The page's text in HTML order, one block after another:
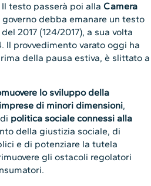
testo passerà poi allaCamera
debba emanare un testo
2017 (124/2017), a sua volta
Il provvedimento varato oggi ha
della pausa estiva, è slittato a
lo sviluppo della
di minori dimensioni,
politica sociale connessi alla
della giustizia sociale, di
e di potenziare la tutela
gli ostacoli regolatori